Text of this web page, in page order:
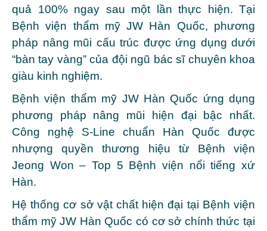
quả 100% ngay sau một lần thực hiện. Tại
Bệnh viện thẩm mỹ JW Hàn Quốc, phương
pháp nâng mũi cấu trúc được ứng dụng dưới
“bàn tay vàng” của đội ngũ bác sĩ chuyên khoa
giàu kinh nghiệm.
Bệnh viện thẩm mỹ JW Hàn Quốc ứng dụng
phương pháp nâng mũi hiện đại bậc nhất.
Công nghệ S-Line chuẩn Hàn Quốc được
nhượng quyền thương hiệu từ Bệnh viện
Jeong Won – Top 5 Bệnh viện nổi tiếng xứ
Hàn.
Hệ thống cơ sở vật chất hiện đại tại Bệnh viện
thẩm mỹ JW Hàn Quốc có cơ sở chính thức tại